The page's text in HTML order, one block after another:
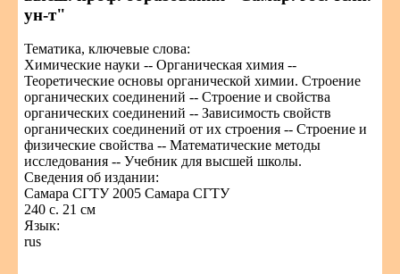
ун-т"
Тематика, ключевые слова:
Химические науки -- Органическая химия --
Теоретические основы органической химии. Строение
органических соединений -- Строение и свойства
органических соединений -- Зависимость свойств
органических соединений от их строения -- Строение и
физические свойства -- Математические методы
исследования -- Учебник для высшей школы.
Сведения об издании:
Самара СГТУ 2005 Самара СГТУ
240 с. 21 см
Язык:
rus